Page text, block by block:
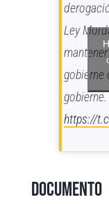
Ley
gobierne
gobierne.
https://
Documento